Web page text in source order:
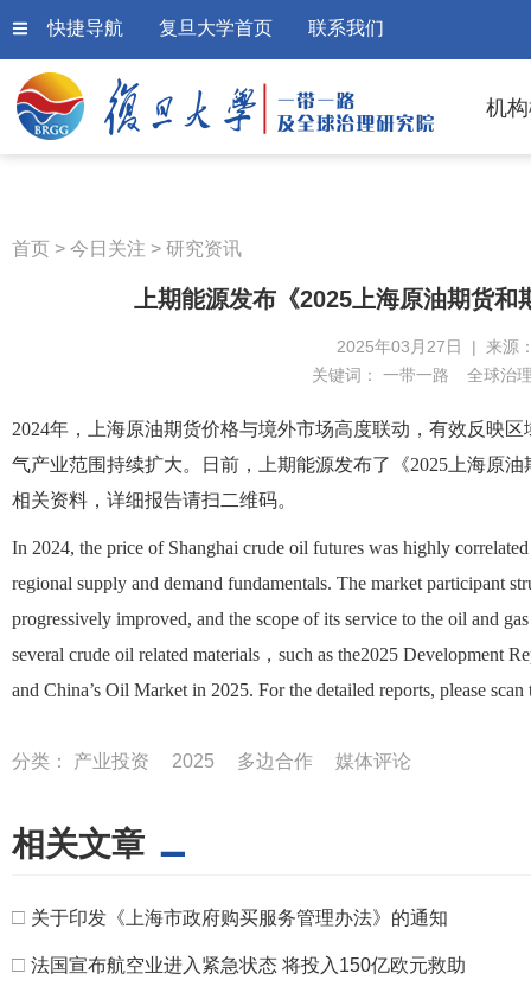
快捷导航 复旦大学首页 联系我们
机
首页 > 今日关注 > 研究资讯
上期能源发布《2025上海原油期货
2025年03月27日 | 来源
关键词： 一带一路 全球治
2024年，上海原油期货价格与境外市场高度联动，有效反映
气产业范围持续扩大。日前，上期能源发布了《2025上海原
相关资料，详细报告请扫二维码。
In 2024, the price of Shanghai crude oil futures was highly
regional supply and demand fundamentals. The market participant
progressively improved, and the scope of its service to the oil and
several crude oil related materials，such as the2025 Development
and China’s Oil Market in 2025. For the detailed reports, please scan
分类： 产业投资 2025 多边合作 媒体评论
相关文章
□ 关于印发《上海市政府购买服务管理办法》的通知
□ 法国宣布航空业进入紧急状态 将投入150亿欧元救助